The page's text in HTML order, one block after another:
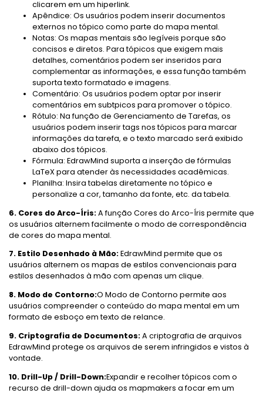
clicarem em um hiperlink.
Apêndice: Os usuários podem inserir documentos
externos no tópico como parte do mapa mental.
Notas: Os mapas mentais são legíveis porque são
concisos e diretos. Para tópicos que exigem mais
detalhes, comentários podem ser inseridos para
complementar as informações, e essa função também
suporta texto formatado e imagens.
Comentário: Os usuários podem optar por inserir
comentários em subtpicos para promover o tópico.
Rótulo: Na função de Gerenciamento de Tarefas, os
usuários podem inserir tags nos tópicos para marcar
informações da tarefa, e o texto marcado será exibido
abaixo dos tópicos.
Fórmula: EdrawMind suporta a inserção de fórmulas
LaTeX para atender às necessidades acadêmicas.
Planilha: Insira tabelas diretamente no tópico e
personalize a cor, tamanho da fonte, etc. da tabela.
6. Cores do Arco-Íris:A função Cores do Arco-Íris permite que
os usuários alternem facilmente o modo de correspondência
de cores do mapa mental.
7. Estilo Desenhado à Mão:EdrawMind permite que os
usuários alternem os mapas de estilos convencionais para
estilos desenhados à mão com apenas um clique.
8. Modo de Contorno:O Modo de Contorno permite aos
usuários compreender o conteúdo do mapa mental em um
formato de esboço em texto de relance.
9. Criptografia de Documentos:A criptografia de arquivos
EdrawMind protege os arquivos de serem infringidos e vistos à
vontade.
10. Drill-Up / Drill-Down:Expandir e recolher tópicos com o
recurso de drill-down ajuda os mapmakers a focar em um